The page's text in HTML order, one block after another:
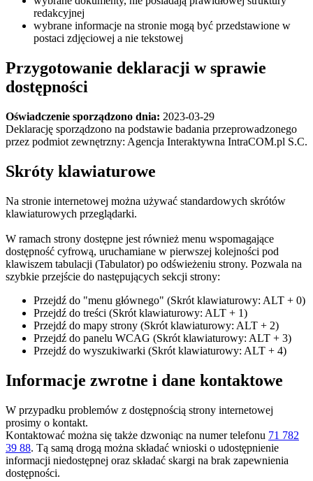
redakcyjnej
wybrane informacje na stronie mogą być przedstawione w
postaci zdjęciowej a nie tekstowej
Przygotowanie deklaracji w sprawie
dostępności
Oświadczenie sporządzono dnia: 2023-03-29
Deklarację sporządzono na podstawie badania przeprowadzonego
przez podmiot zewnętrzny: Agencja Interaktywna IntraCOM.pl S.C.
Skróty klawiaturowe
Na stronie internetowej można używać standardowych skrótów
klawiaturowych przeglądarki.
W ramach strony dostępne jest również menu wspomagające
dostępność cyfrową, uruchamiane w pierwszej kolejności pod
klawiszem tabulacji (Tabulator) po odświeżeniu strony. Pozwala na
szybkie przejście do następujących sekcji strony:
Przejdź do "menu głównego" (Skrót klawiaturowy: ALT + 0)
Przejdź do treści (Skrót klawiaturowy: ALT + 1)
Przejdź do mapy strony (Skrót klawiaturowy: ALT + 2)
Przejdź do panelu WCAG (Skrót klawiaturowy: ALT + 3)
Przejdź do wyszukiwarki (Skrót klawiaturowy: ALT + 4)
Informacje zwrotne i dane kontaktowe
W przypadku problemów z dostępnością strony internetowej
prosimy o kontakt.
Kontaktować można się także dzwoniąc na numer telefonu 71 782
39 88. Tą samą drogą można składać wnioski o udostępnienie
informacji niedostępnej oraz składać skargi na brak zapewnienia
dostępności.